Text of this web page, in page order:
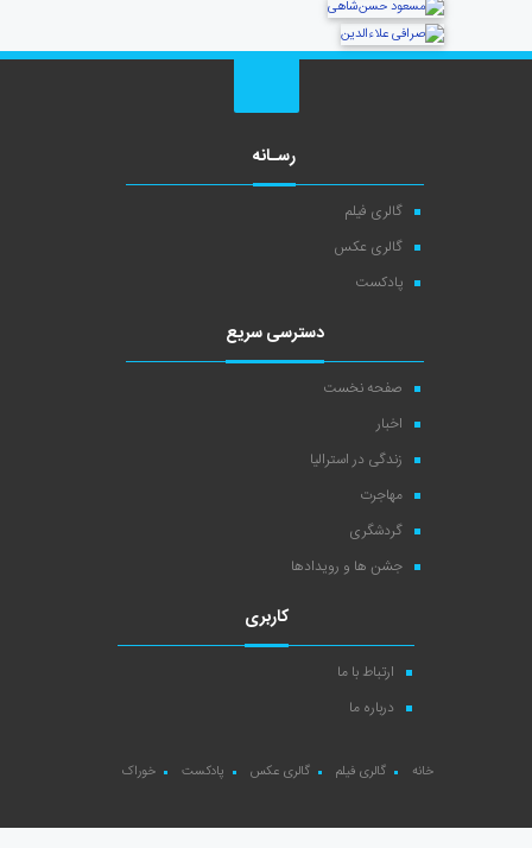
رسـانه
گالری فیلم
گالری عکس
پادکست
دسترسی سریع
صفحه نخست
اخبار
زندگی در استرالیا
مهاجرت
گردشگری
جشن ها و رویدادها
کاربری
ارتباط با ما
درباره ما
خانه گالری فیلم گالری عکس پادکست خوراک